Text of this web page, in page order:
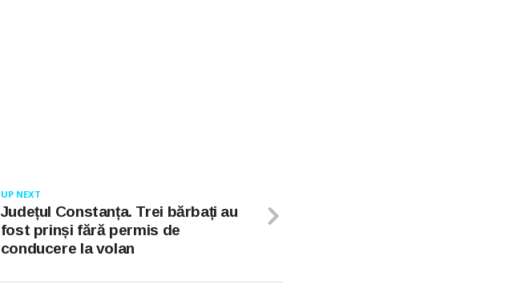
UP NEXT
Județul Constanța. Trei bărbați au
fost prinși fără permis de
conducere la volan